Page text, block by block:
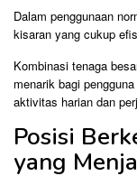
Dalam penggunaan
kisaran yang cukup
Kombinasi tenaga
menarik bagi
aktivitas harian dan
Posisi
yang